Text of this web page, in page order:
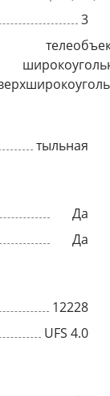
3
тыльная
Да
Да
12228
UFS 4.0